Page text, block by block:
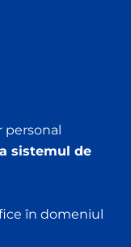
personal
sistemul de
în domeniul